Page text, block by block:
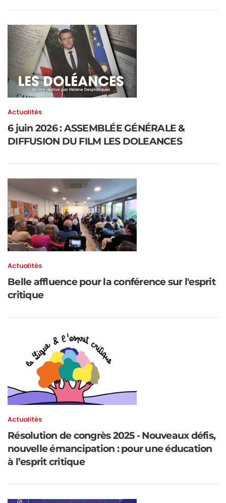
Actualités
6 juin 2026 : ASSEMBLÉE GÉNÉRALE &
DIFFUSION DU FILM LES DOLEANCES
Actualités
Belle affluence pour la conférence sur l'esprit
critique
Actualités
Résolution de congrès 2025 - Nouveaux défis,
nouvelle émancipation : pour une éducation
à l’esprit critique